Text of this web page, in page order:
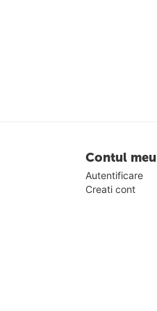
Contul meu
Autentificare
Creati cont